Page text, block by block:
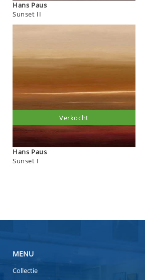
Hans Paus
Sunset II
Hans Paus
Sunset I
Verkocht
MENU
Collectie